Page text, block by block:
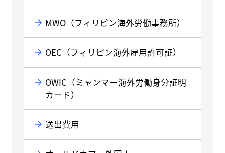
MWO（フィリピン海外労働事務所）
OEC（フィリピン海外雇用許可証）
OWIC（ミャンマー海外労働身分証明
カード）
送出費用